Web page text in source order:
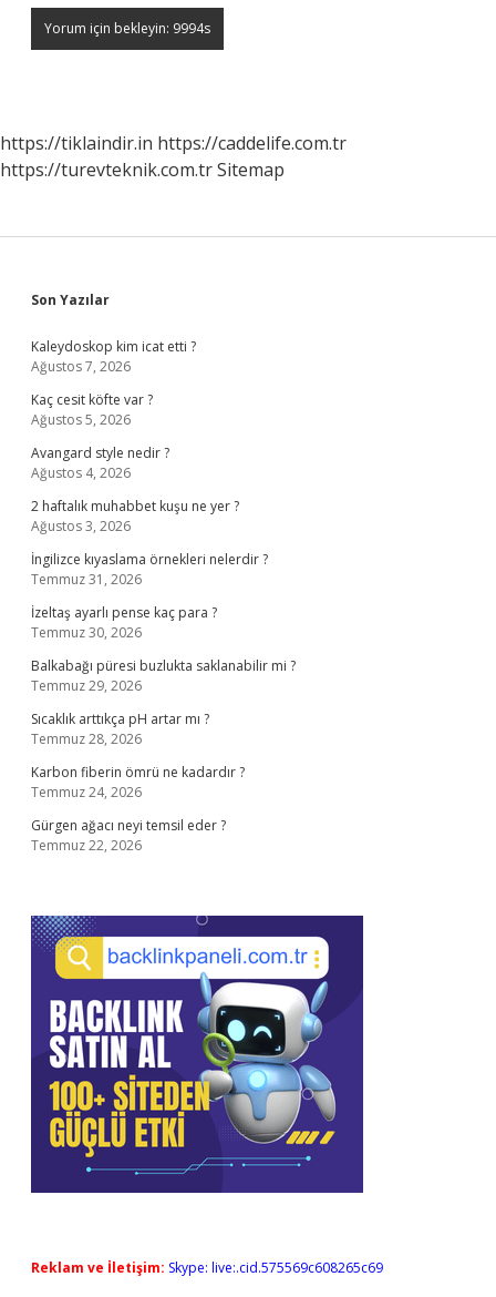
https://tiklaindir.in https://caddelife.com.tr
https://turevteknik.com.trSitemap
Sidebar
Son Yazılar
Kaleydoskop kim icat etti ?
Ağustos 7, 2026
Kaç cesit köfte var ?
Ağustos 5, 2026
Avangard style nedir ?
Ağustos 4, 2026
2 haftalık muhabbet kuşu ne yer ?
Ağustos 3, 2026
İngilizce kıyaslama örnekleri nelerdir ?
Temmuz 31, 2026
İzeltaş ayarlı pense kaç para ?
Temmuz 30, 2026
Balkabağı püresi buzlukta saklanabilir mi ?
Temmuz 29, 2026
Sıcaklık arttıkça pH artar mı ?
Temmuz 28, 2026
Karbon fiberin ömrü ne kadardır ?
Temmuz 24, 2026
Gürgen ağacı neyi temsil eder ?
Temmuz 22, 2026
Reklam ve İletişim: Skype: live:.cid.575569c608265c69